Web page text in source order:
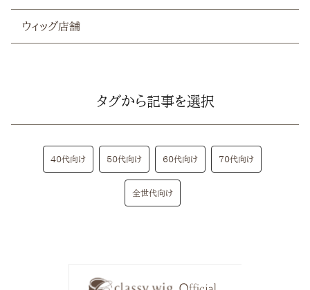
ウィッグ店舗
タグから記事を選択
40代向け 50代向け 60代向け 70代向け
全世代向け